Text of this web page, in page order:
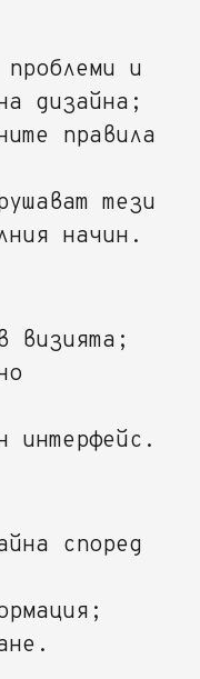
и
дизайна;
правила
тези
начин.
визията;
интерфейс.
според